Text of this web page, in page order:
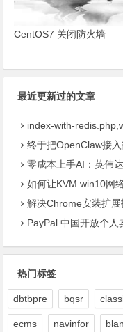
CentOS7 关闭防火墙
最近更新过的文章
index-with-
终于把OpenClaw接
零成本上手AI：英伟
如何让KVM win10网
解决Chrome安装扩展报错：“无
PayPal 中国开放个人
热门标签
dbtbpre bqsr
ecms navinfor